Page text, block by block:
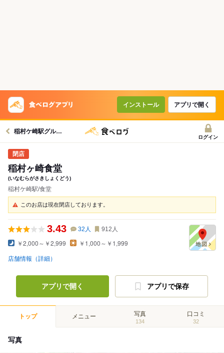
インストール アプリで開く
稲村ケ崎駅グルメへ
ログイン
稲村ヶ崎食堂
(いなむらがさきしょくどう)
稲村ケ崎駅/食堂
このお店は現在閉店しております。
3.43 32 人 912 人
￥2,000～￥2,999 ￥1,000～￥1,999
店舗情報（詳細）
アプリで開く アプリで保存
トップ メニュー 写真
134
口コミ
32
写真